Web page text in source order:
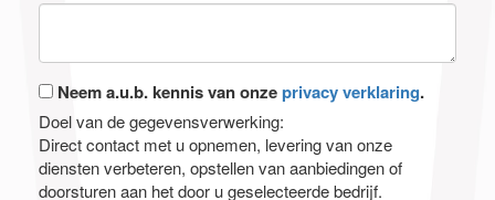
Neem a.u.b. kennis van onzeprivacy verklaring.
Doel van de gegevensverwerking:
Direct contact met u opnemen, levering van onze
diensten verbeteren, opstellen van aanbiedingen of
doorsturen aan het door u geselecteerde bedrijf.